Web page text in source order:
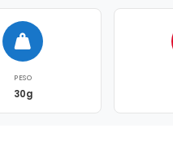
PESO
30g